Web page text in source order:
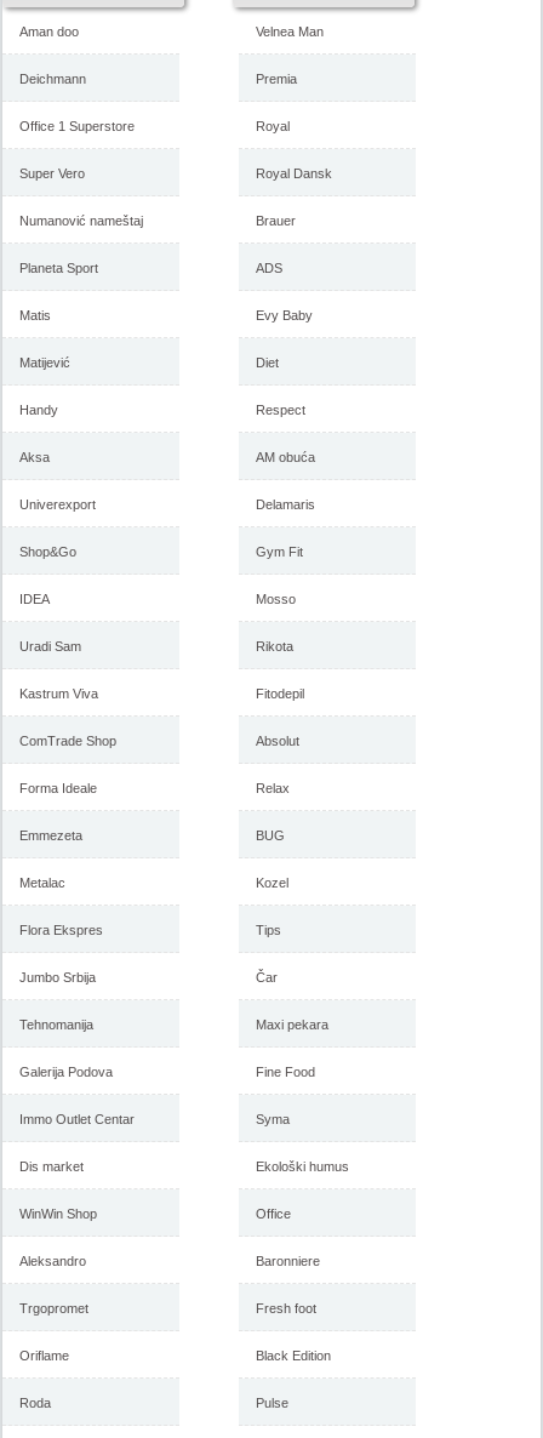
Aman doo
Deichmann
Office 1 Superstore
Super Vero
Numanović nameštaj
Planeta Sport
Matis
Matijević
Handy
Aksa
Univerexport
Shop&Go
IDEA
Uradi Sam
Kastrum Viva
ComTrade Shop
Forma Ideale
Emmezeta
Metalac
Flora Ekspres
Jumbo Srbija
Tehnomanija
Galerija Podova
Immo Outlet Centar
Dis market
WinWin Shop
Aleksandro
Trgopromet
Oriflame
Roda
Velnea Man
Premia
Royal
Royal Dansk
Brauer
ADS
Evy Baby
Diet
Respect
AM obuća
Delamaris
Gym Fit
Mosso
Rikota
Fitodepil
Absolut
Relax
BUG
Kozel
Tips
Čar
Maxi pekara
Fine Food
Syma
Ekološki humus
Office
Baronniere
Fresh foot
Black Edition
Pulse